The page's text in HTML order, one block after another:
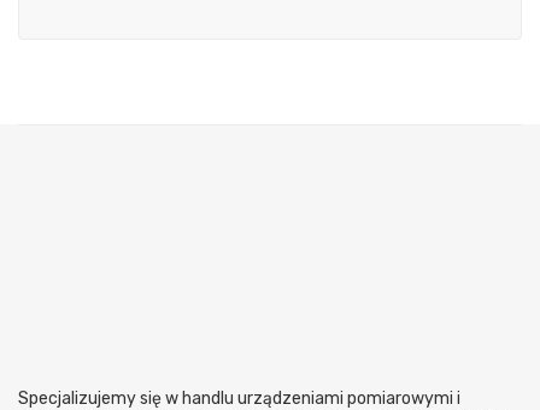
Specjalizujemy się w handlu urządzeniami pomiarowymi i